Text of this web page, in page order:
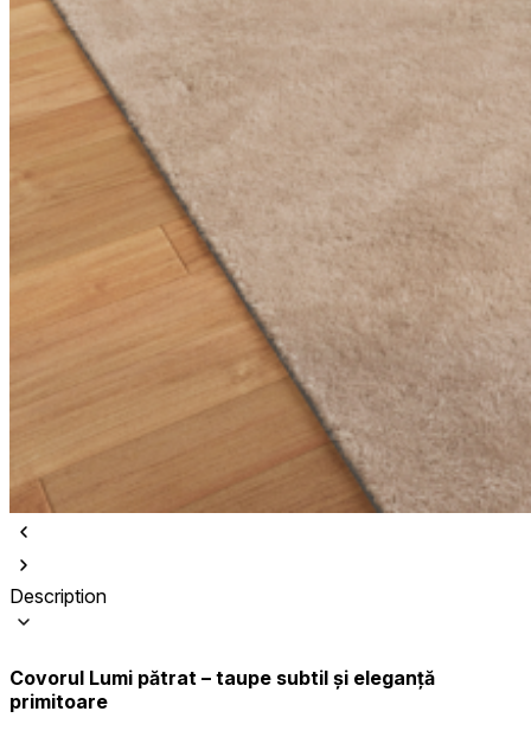
Description
Covorul Lumi pătrat – taupe subtil și eleganță
primitoare